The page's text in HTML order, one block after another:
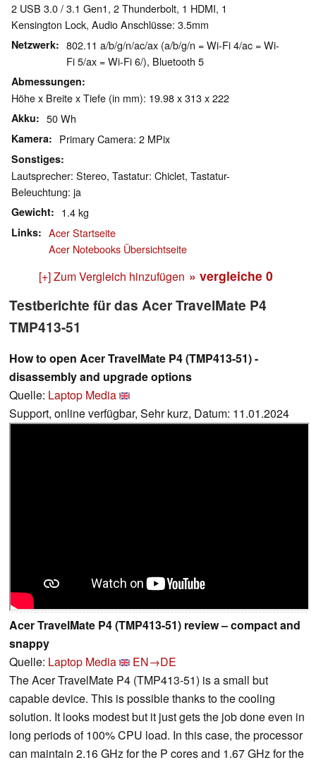
2 USB 3.0 / 3.1 Gen1, 2 Thunderbolt, 1 HDMI, 1
Kensington Lock, Audio Anschlüsse: 3.5mm
Netzwerk
802.11 a/b/g/n/ac/ax (a/b/g/n = Wi-Fi 4/ac = Wi-
Fi 5/ax = Wi-Fi 6/), Bluetooth 5
Abmessungen
Höhe x Breite x Tiefe (in mm): 19.98 x 313 x 222
Akku 50 Wh
Kamera Primary Camera: 2 MPix
Sonstiges
Lautsprecher: Stereo, Tastatur: Chiclet, Tastatur-
Beleuchtung: ja
Gewicht 1.4 kg
Links
Acer Startseite
Acer Notebooks Übersichtseite
[+] Zum Vergleich hinzufügen » vergleiche 0
Testberichte für das Acer TravelMate P4
TMP413-51
How to open Acer TravelMate P4 (TMP413-51) -
disassembly and upgrade options
Quelle: Laptop Media
Support, online verfügbar, Sehr kurz, Datum: 11.01.2024
Acer TravelMate P4 (TMP413-51) review – compact and
snappy
Quelle: Laptop Media
EN→DE
The Acer TravelMate P4 (TMP413-51) is a small but
capable device. This is possible thanks to the cooling
solution. It looks modest but it just gets the job done even in
long periods of 100% CPU load. In this case, the processor
can maintain 2.16 GHz for the P cores and 1.67 GHz for the